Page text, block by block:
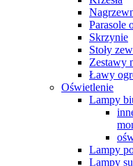
Parasole
Skrzynie
Stoły
Zestawy
Ławy
Oświetlenie
Lampy
Lampy
Lampy